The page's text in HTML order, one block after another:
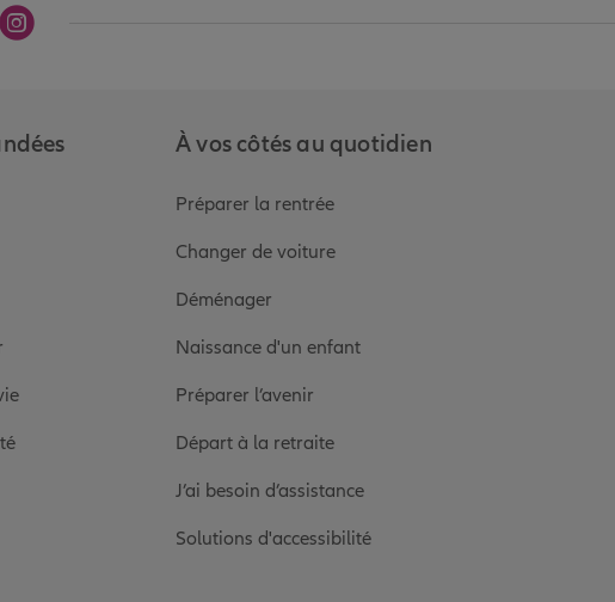
de Allianz
Linkedin de Allianz
la page Youtube de Allianz
Aller sur la page Instagram de Allianz
À vos côtés au quotidien
Préparer la rentrée
Changer de voiture
Déménager
Naissance d'un enfant
Préparer l’avenir
Départ à la retraite
J’ai besoin d’assistance
Solutions d'accessibilité